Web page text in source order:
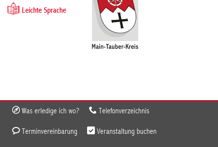
Leichte Sprache
Was erledige ich wo? Telefonverzeichnis
Terminvereinbarung Veranstaltung buchen